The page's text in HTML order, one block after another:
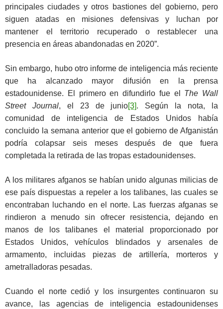
principales ciudades y otros bastiones del gobierno, pero
siguen atadas en misiones defensivas y luchan por
mantener el territorio recuperado o restablecer una
presencia en áreas abandonadas en 2020”.
Sin embargo, hubo otro informe de inteligencia más reciente
que ha alcanzado mayor difusión en la prensa
estadounidense. El primero en difundirlo fue el The Wall
Street Journal, el 23 de junio[3]. Según la nota, la
comunidad de inteligencia de Estados Unidos había
concluido la semana anterior que el gobierno de Afganistán
podría colapsar seis meses después de que fuera
completada la retirada de las tropas estadounidenses.
A los militares afganos se habían unido algunas milicias de
ese país dispuestas a repeler a los talibanes, las cuales se
encontraban luchando en el norte. Las fuerzas afganas se
rindieron a menudo sin ofrecer resistencia, dejando en
manos de los talibanes el material proporcionado por
Estados Unidos, vehículos blindados y arsenales de
armamento, incluidas piezas de artillería, morteros y
ametralladoras pesadas.
Cuando el norte cedió y los insurgentes continuaron su
avance, las agencias de inteligencia estadounidenses